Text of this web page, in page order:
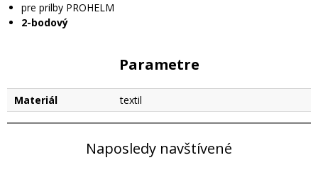
pre prilby PROHELM
2-bodový
Parametre
Materiál textil
Naposledy navštívené